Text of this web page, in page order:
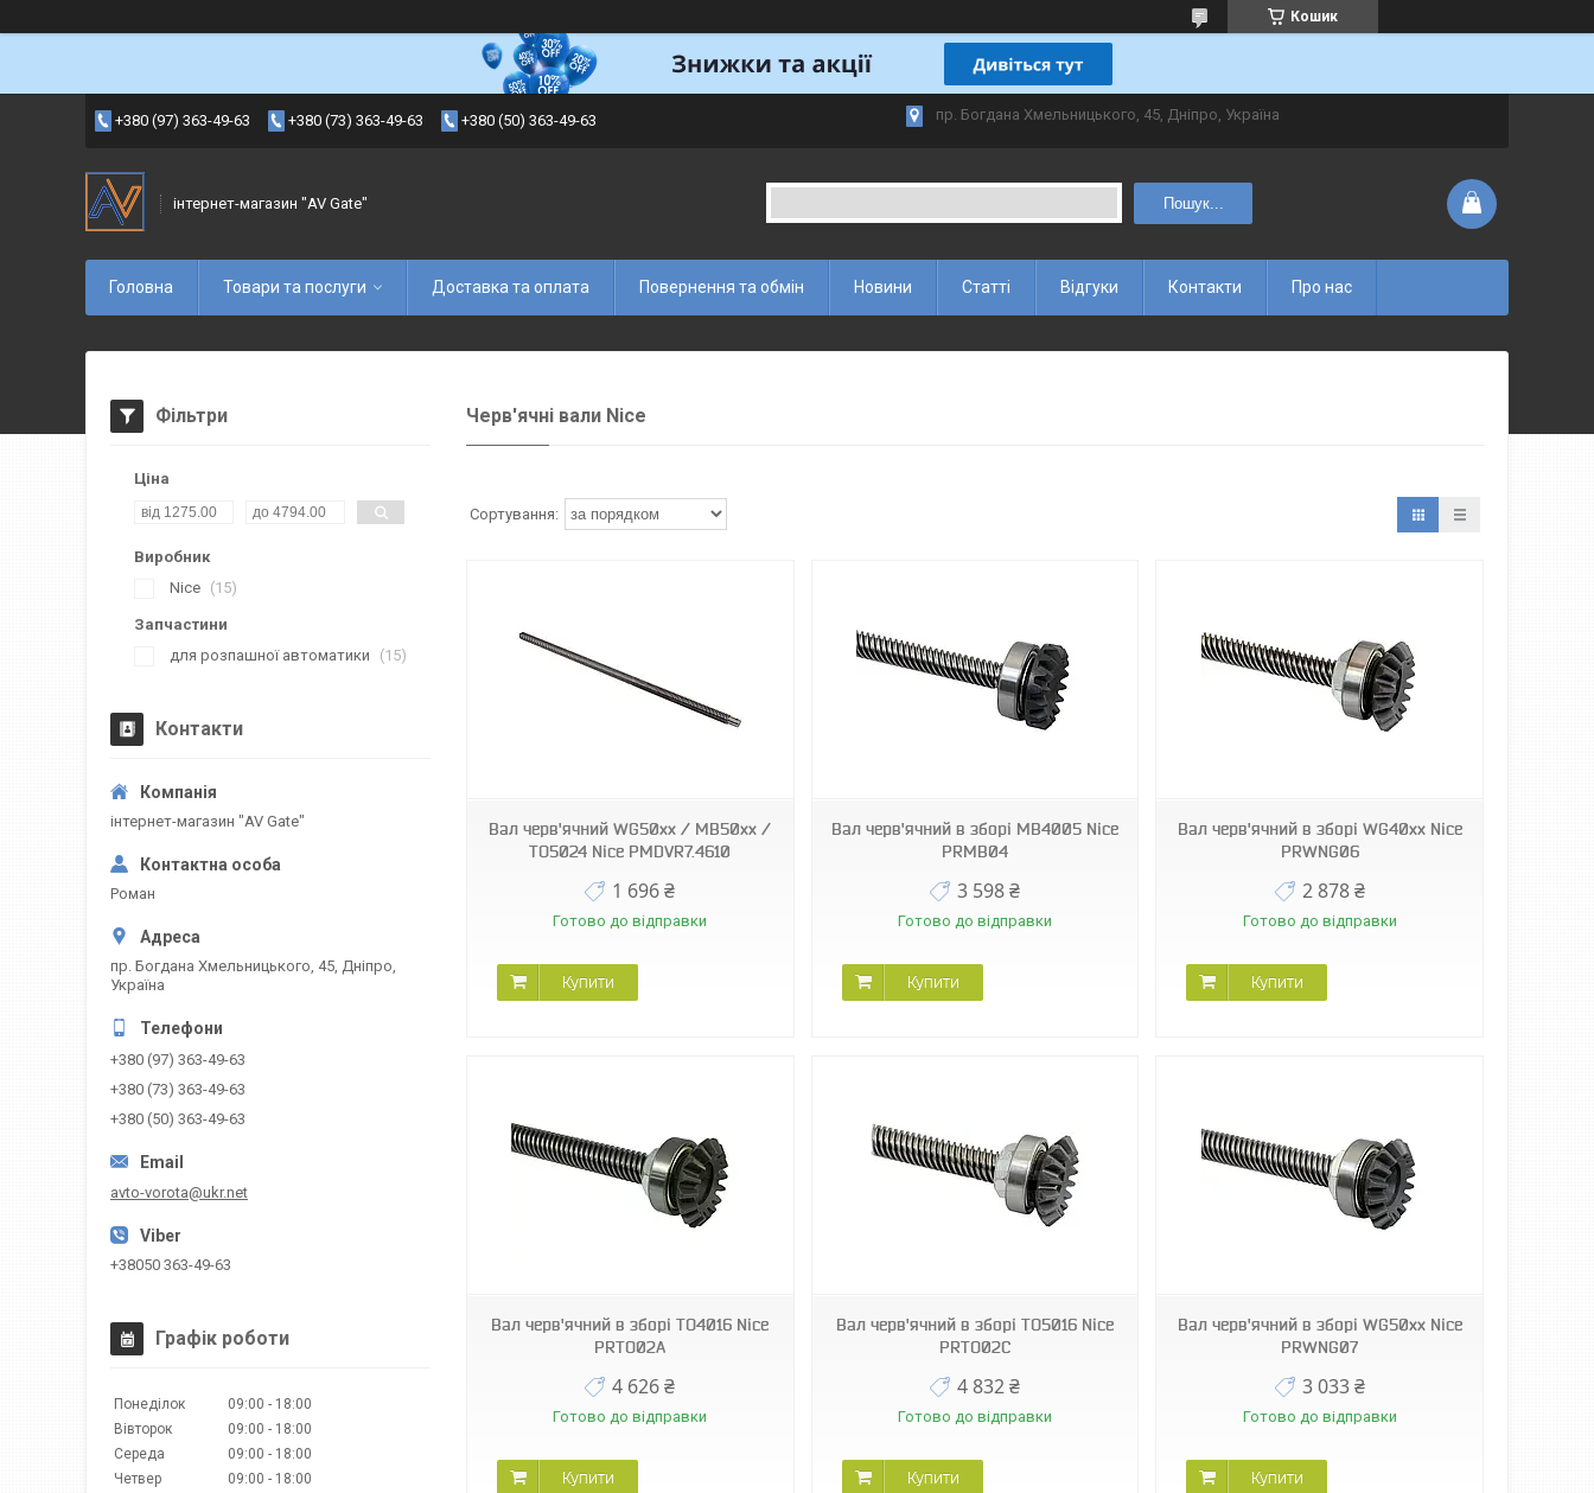
Кошик
+380 (97) 363-49-63 +380 (73) 363-49-63 +380 (50) 363-49-63 пр. Богдана Хмельницького, 45, Дніпро, Україна
інтернет-магазин "AV Gate" Пошук...
Головна Товари та послуги Доставка та оплата Повернення та обмін Новини Статті Відгуки Контакти Про нас
Черв'ячні вали Nice
Вал черв'ячний WG50xx / MB50xx /
TO5024 Nice PMDVR7.4610
1 696 ₴
Готово до відправки
Купити
Вал черв'ячний в зборі MB4005 Nice
PRMB04
3 598 ₴
Готово до відправки
Купити
Вал черв'ячний в зборі WG40xx Nice
PRWNG06
2 878 ₴
Готово до відправки
Купити
Вал черв'ячний в зборі TO4016 Nice
PRTO02A
4 626 ₴
Готово до відправки
Купити
Вал черв'ячний в зборі TO5016 Nice
PRTO02C
4 832 ₴
Готово до відправки
Купити
Вал черв'ячний в зборі WG50xx Nice
PRWNG07
3 033 ₴
Готово до відправки
Купити
Фільтри
Ціна
Виробник
Nice
15
Запчастини
для розпашної автоматики
15
Контакти
інтернет-магазин "AV Gate"
Роман
пр. Богдана Хмельницького, 45, Дніпро,
Україна
+380 (97) 363-49-63
+380 (73) 363-49-63
+380 (50) 363-49-63
avto-vorota@ukr.net
+38050 363-49-63
Графік роботи
Понеділок 09:00
18:00
Вівторок
09:00
18:00
Середа
09:00
18:00
Четвер
09:00
18:00